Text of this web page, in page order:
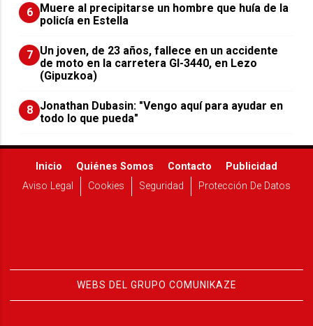
6 Muere al precipitarse un hombre que huía de la
policía en Estella
7 Un joven, de 23 años, fallece en un accidente
de moto en la carretera GI-3440, en Lezo
(Gipuzkoa)
8 Jonathan Dubasin: "Vengo aquí para ayudar en
todo lo que pueda"
Inicio Quiénes Somos Contacto
Publicidad
Aviso Legal
Cookies Seguridad Protección De Datos
WEBS DEL GRUPO COMUNIKAZE